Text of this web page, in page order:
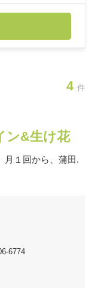
4 件
ン&生け花
月１回から、蒲田.
6774